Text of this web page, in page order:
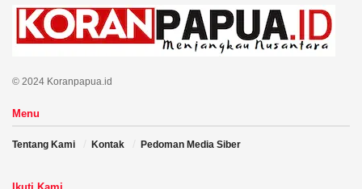
© 2024 Koranpapua.id
Menu
Tentang Kami Kontak Pedoman Media Siber